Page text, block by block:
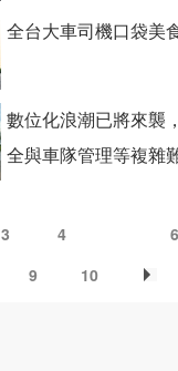
全台大車司機口袋美
數位化浪潮已將來襲
全與車隊管理等複雜
3 4 6
9
10